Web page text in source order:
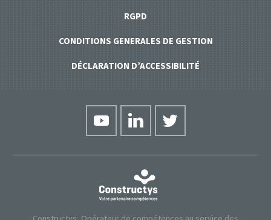
RGPD
CONDITIONS GENERALES DE GESTION
DÉCLARATION D’ACCESSIBILITÉ